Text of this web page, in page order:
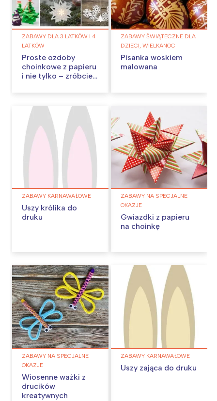
ZABAWY DLA 3 LATKÓW I 4
LATKÓW
Proste ozdoby
choinkowe z papieru
i nie tylko – zróbcie
ZABAWY ŚWIĄTECZNE DLA
DZIECI, WIELKANOC
Pisanka woskiem
malowana
ZABAWY KARNAWAŁOWE
Uszy królika do
druku
ZABAWY NA SPECJALNE
OKAZJE
Gwiazdki z papieru
na choinkę
ZABAWY NA SPECJALNE
OKAZJE
Wiosenne ważki z
drucików
kreatywnych
ZABAWY KARNAWAŁOWE
Uszy zająca do druku